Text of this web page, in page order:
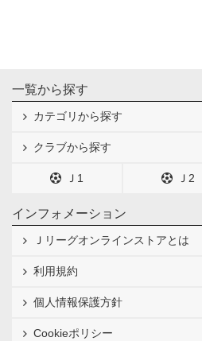
一覧から探す
カテゴリから探す
クラブから探す
Ｊ1 Ｊ2
インフォメーション
Ｊリーグオンラインストアとは
利用規約
個人情報保護方針
Cookieポリシー